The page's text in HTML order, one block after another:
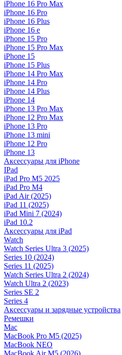
iPhone 16 Pro Max
iPhone 16 Pro
iPhone 16 Plus
iPhone 16 e
iPhone 15 Pro
iPhone 15 Pro Max
iPhone 15
iPhone 15 Plus
iPhone 14 Pro Max
iPhone 14 Pro
iPhone 14 Plus
iPhone 14
iPhone 13 Pro Max
iPhone 12 Pro Max
iPhone 13 Pro
iPhone 13 mini
iPhone 12 Pro
iPhone 13
Аксессуары для iPhone
IPad
iPad Pro M5 2025
iPad Pro M4
iPad Air (2025)
iPad 11 (2025)
iPad Mini 7 (2024)
iPad 10.2
Аксессуары для iPad
Watch
Watch Series Ultra 3 (2025)
Series 10 (2024)
Series 11 (2025)
Watch Series Ultra 2 (2024)
Watch Ultra 2 (2023)
Series SE 2
Series 4
Аксессуары и зарядные устройства
Ремешки
Mac
MacBook Pro M5 (2025)
MacBook NEO
MacBook Air M5 (2026)